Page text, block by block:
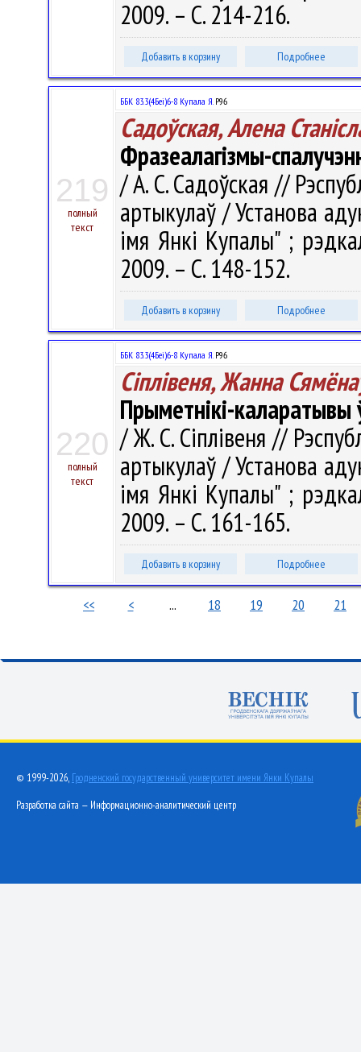
2009. – С. 214-216.
Добавить в корзину Подробнее
219
полный
текст
ББК 83.3(4Беі)6-8 Купала Я.Р96
Садоўская, Алена
Фразеалагізмы-
/ А. С. Садоўская //
артыкулаў / Установа
імя Янкі Купалы" ;
2009. – С. 148-152.
Добавить в корзину Подробнее
220
полный
текст
ББК 83.3(4Беі)6-8 Купала Я.Р96
Сіплівеня, Жанна
Прыметнікі-каларатывы
/ Ж. С. Сіплівеня //
артыкулаў / Установа
імя Янкі Купалы" ;
2009. – С. 161-165.
Добавить в корзину Подробнее
<< < ... 18 19 20 21
© 1999-2026, Гродненский государственный университет имени Янки Купалы
Разработка сайта — Информационно-аналитический центр